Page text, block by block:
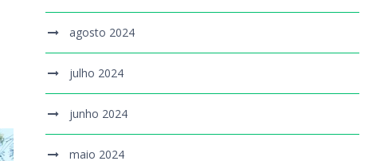
agosto 2024
julho 2024
junho 2024
maio 2024